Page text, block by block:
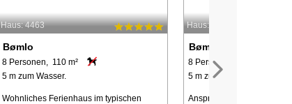
Haus: 4463
Bømlo
8 Personen, 110 m²
5 m zum Wasser.
Wohnliches Ferienhaus im typischen
Haus: 4354
Bømlo
8 Personen, 125 m²
5 m zum Wasser.
Ansprechendes